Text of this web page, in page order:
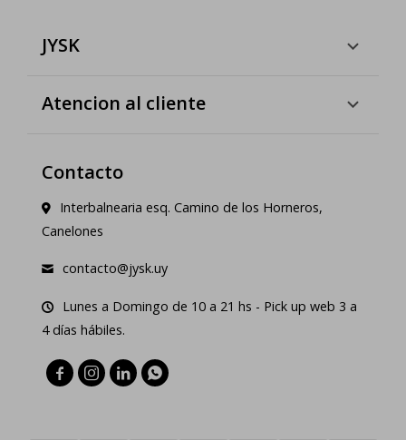
JYSK
Atencion al cliente
Contacto
Interbalnearia esq. Camino de los Horneros,
Canelones
contacto@jysk.uy
Lunes a Domingo de 10 a 21 hs - Pick up web 3 a
4 días hábiles.
   